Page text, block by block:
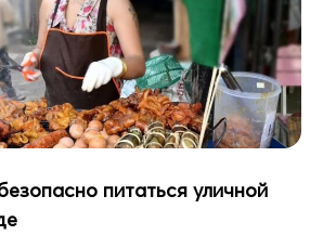
питаться уличной